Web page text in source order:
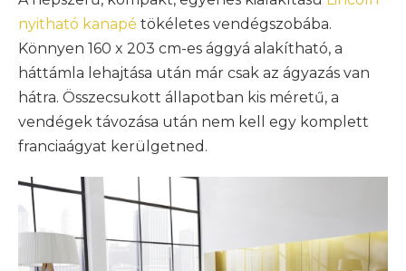
nyitható kanapé tökéletes vendégszobába.
Könnyen 160 x 203 cm-es ággyá alakítható, a
háttámla lehajtása után már csak az ágyazás van
hátra. Összecsukott állapotban kis méretű, a
vendégek távozása után nem kell egy komplett
franciaágyat kerülgetned.